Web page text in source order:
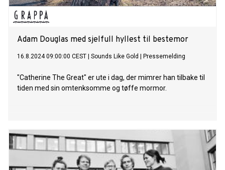
Adam Douglas med sjelfull hyllest til bestemor
16.8.2024 09:00:00 CEST Sounds Like Gold Pressemelding
"Catherine The Great" er ute i dag, der mimrer han tilbake til
tiden med sin omtenksomme og tøffe mormor.